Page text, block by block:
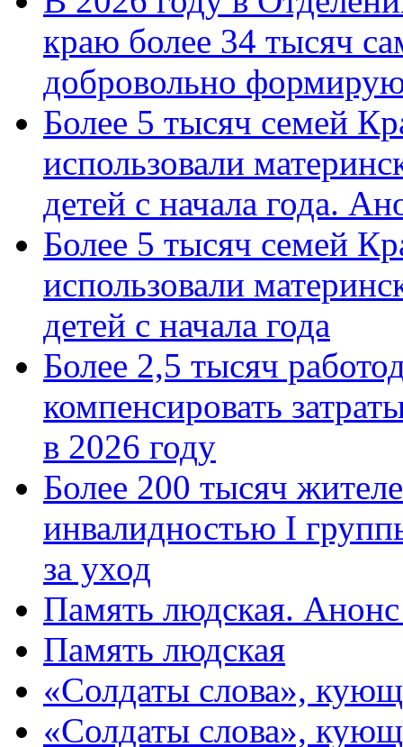
краю более 34 тысяч
добровольно
Более 5 тысяч семей
использовали
детей с начала года.
Более 5 тысяч семей
использовали
детей с начала года
Более 2,5 тысяч
компенсировать
в 2026 году
Более 200 тысяч
инвалидностью I
за уход
Память людская.
Память людская
«Солдаты слова»,
«Солдаты слова»,